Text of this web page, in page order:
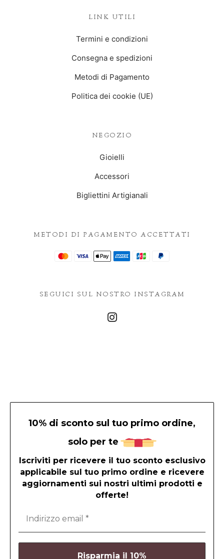
METODI DI PAGAMENTO ACCETTATI
SEGUICI SUL NOSTRO INSTAGRAM
LINK UTILI
Termini e condizioni
Consegna e spedizioni
Metodi di Pagamento
Politica dei cookie (UE)
NEGOZIO
Gioielli
Accessori
Bigliettini Artigianali
10% di sconto sul tuo primo ordine,
solo per te
Iscriviti per ricevere il tuo sconto esclusivo
applicabile sul tuo primo ordine e ricevere
aggiornamenti sui nostri ultimi prodotti e
offerte!